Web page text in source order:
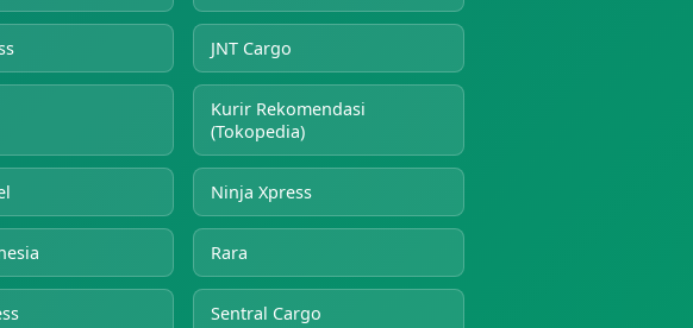
JNT Cargo
Kurir Rekomendasi
(Tokopedia)
Ninja Xpress
Rara
Sentral Cargo